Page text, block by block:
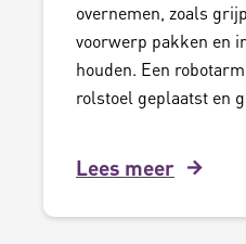
overnemen, zoals
voorwerp pakken en
houden. Een
rolstoel geplaatst en
Lees meer